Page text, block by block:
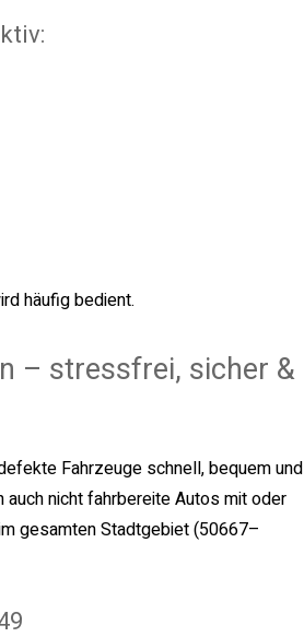
häufig bedient.
– stressfrei, sicher &
Fahrzeuge schnell, bequem und
nicht fahrbereite Autos mit oder
gesamten Stadtgebiet (50667–